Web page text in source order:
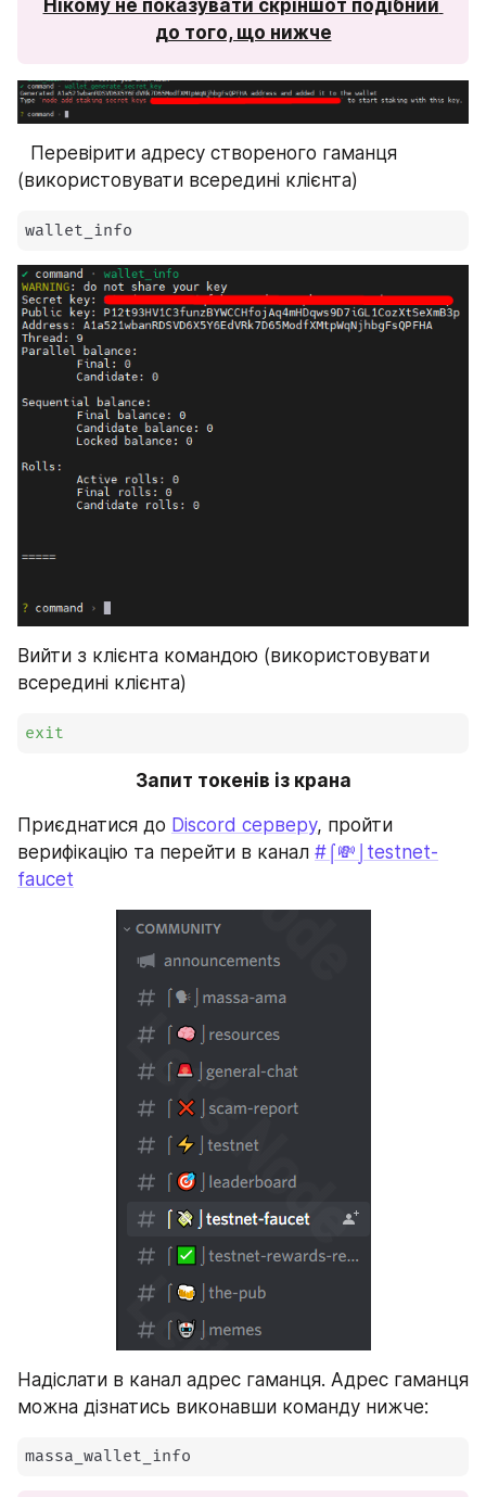
Нікому не показувати скріншот подібний
до того, що нижче
⠀Перевірити адресу створеного гаманця
(використовувати всередині клієнта)
wallet_info
Вийти з клієнта командою (використовувати
всередині клієнта)
exit
Запит токенів із крана
Приєднатися до Discord серверу, пройти
верифікацію та перейти в канал #⌠💸⌡testnet-
faucet
Надіслати в канал адрес гаманця. Адрес гаманця
можна дізнатись виконавши команду нижче:
massa_wallet_info